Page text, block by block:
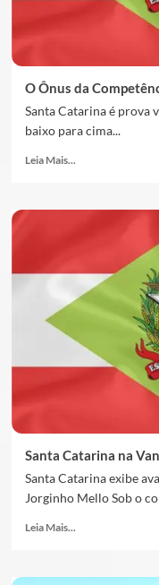
O Ônus da
Santa Catarina é prova
baixo para cima...
Leia Mais...
Santa Catarina na
Santa Catarina exibe
Jorginho Mello Sob o
Leia Mais...